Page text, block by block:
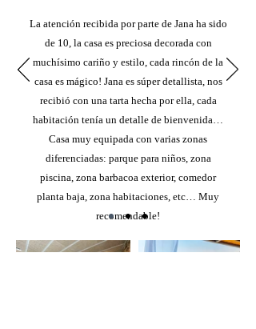
La atención recibida por parte de Jana ha sido
de 10, la casa es preciosa decorada con
muchísimo cariño y estilo, cada rincón de la
casa es mágico! Jana es súper detallista, nos
recibió con una tarta hecha por ella, cada
habitación tenía un detalle de bienvenida…
Casa muy equipada con varias zonas
diferenciadas: parque para niños, zona
piscina, zona barbacoa exterior, comedor
planta baja, zona habitaciones, etc… Muy
recomendable!